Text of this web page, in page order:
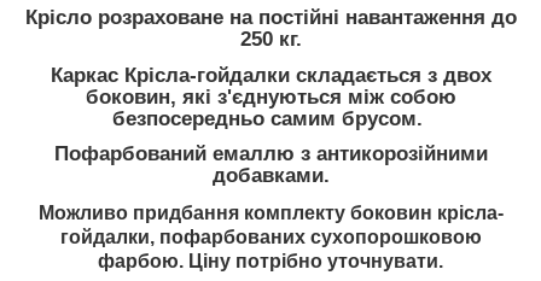
Крісло розраховане на постійні навантаження до
250 кг.
Каркас Крісла-гойдалки складається з двох
боковин, які з'єднуються між собою
безпосередньо самим брусом.
Пофарбований емаллю з антикорозійними
добавками.
Можливо придбання комплекту боковин крісла-
гойдалки, пофарбованих сухопорошковою
фарбою. Ціну потрібно уточнувати.